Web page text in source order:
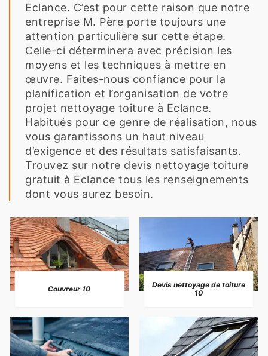
Eclance. C’est pour cette raison que notre
entreprise M. Père porte toujours une
attention particulière sur cette étape.
Celle-ci déterminera avec précision les
moyens et les techniques à mettre en
œuvre. Faites-nous confiance pour la
planification et l’organisation de votre
projet nettoyage toiture à Eclance.
Habitués pour ce genre de réalisation, nous
vous garantissons un haut niveau
d’exigence et des résultats satisfaisants.
Trouvez sur notre devis nettoyage toiture
gratuit à Eclance tous les renseignements
dont vous aurez besoin.
Couvreur 10
Devis nettoyage de toiture
10